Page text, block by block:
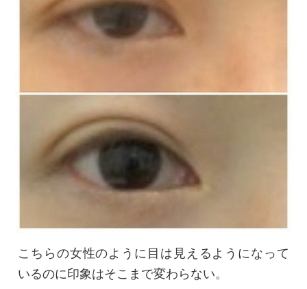
こちらの女性のように目は見えるようになって
いるのに印象はそこまで変わらない。